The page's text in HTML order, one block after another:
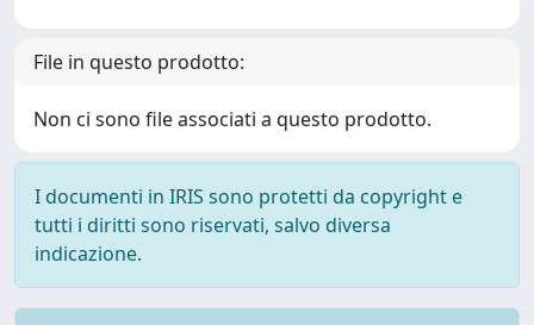
File in questo prodotto:
Non ci sono file associati a questo prodotto.
I documenti in IRIS sono protetti da copyright e
tutti i diritti sono riservati, salvo diversa
indicazione.